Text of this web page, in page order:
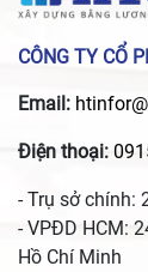
CÔNG TY CỔ
Email:
Điện thoại:
- Trụ sở chính:
- VPĐD HCM:
Hồ Chí Minh